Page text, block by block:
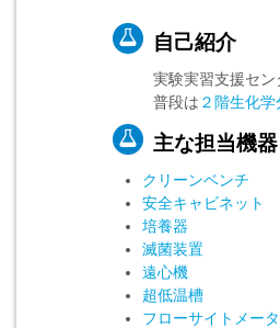
自己紹介
実験実習支援セ
普段は ２階生化学
主な担当機器
クリーンベンチ
安全キャビネット
培養器
滅菌装置
遠心機
超低温槽
フローサイトメー